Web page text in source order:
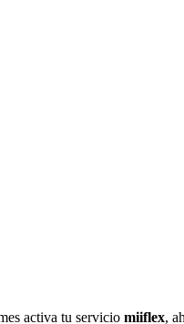
activa tu servicio miiflex,